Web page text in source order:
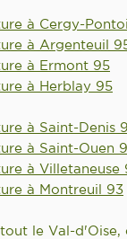
à Cergy-
à Argenteuil
à Ermont 95
à Herblay 95
à Saint-Denis
à Saint-Ouen
à Villetaneuse
à Montreuil 93
le Val-d'Oise,